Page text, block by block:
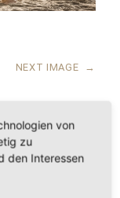
NEXT IMAGE →
von
zu
den Interessen